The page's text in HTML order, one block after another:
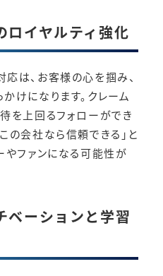
イヤルティ強化
は、お客様の心を掴み、
けになります。クレーム
を上回るフォローができ
の会社なら信頼できる」と
やファンになる可能性が
ーションと学習